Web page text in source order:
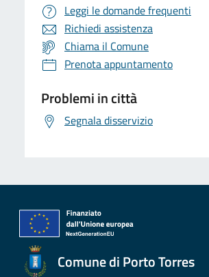
Leggi le domande frequenti
Richiedi assistenza
Chiama il Comune
Prenota appuntamento
Problemi in città
Segnala disservizio
Comune di Porto Torres